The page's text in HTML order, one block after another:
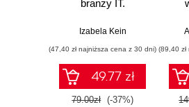
Włączenie programu w
domowy/Student Edition
Menadżer licencji
programu
Kreator licencji
programu
branży IT.
przykłady i
Izabela Kein
(47,40 zł najniższa cena z 30 dni)
49.77 zł
79.00zł (-37%)
(89,40